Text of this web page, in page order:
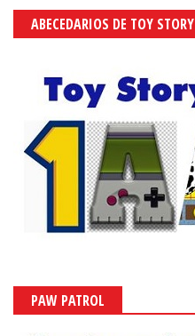
ABECEDARIOS DE TOY STORY
PAW PATROL